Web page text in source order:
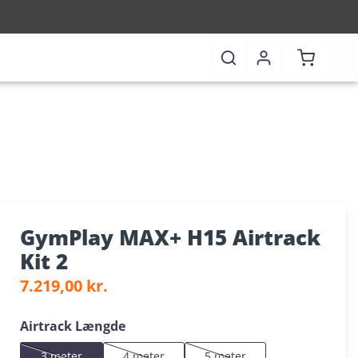
GymPlay MAX+ H15 Airtrack
Kit 2
Almindelig pris:
7.219,00 kr.
Vælg
Airtrack Længde